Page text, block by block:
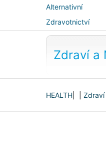
Alternativní
medicína
Zdravotnictví
Zdraví a
HEALTH Zdraví